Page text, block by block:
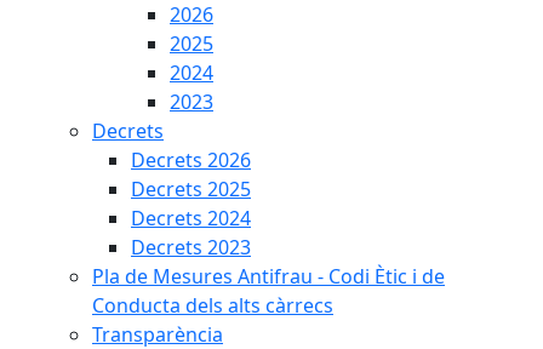
2026
2025
2024
2023
Decrets
Decrets 2026
Decrets 2025
Decrets 2024
Decrets 2023
Pla de Mesures Antifrau - Codi Ètic i de
Conducta dels alts càrrecs
Transparència